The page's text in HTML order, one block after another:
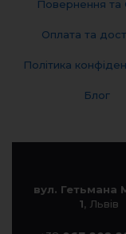
Повернення та
Оплата та
Політика
Блог
вул. Гетьмана
1, Львів